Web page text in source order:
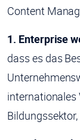
Content
1. Enterprise
dass es das
internationales